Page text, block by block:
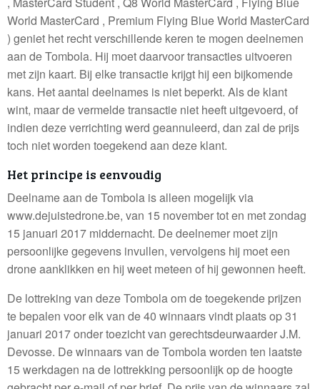
World MasterCard , Premium Flying Blue World MasterCard
) geniet het recht verschillende keren te mogen deelnemen
aan de Tombola. Hij moet daarvoor transacties uitvoeren
met zijn kaart. Bij elke transactie krijgt hij een bijkomende
kans. Het aantal deelnames is niet beperkt. Als de klant
wint, maar de vermelde transactie niet heeft uitgevoerd, of
indien deze verrichting werd geannuleerd, dan zal de prijs
toch niet worden toegekend aan deze klant.
Het principe is eenvoudig
Deelname aan de Tombola is alleen mogelijk via
www.dejuistedrone.be, van 15 november tot en met zondag
15 januari 2017 middernacht. De deelnemer moet zijn
persoonlijke gegevens invullen, vervolgens hij moet een
drone aanklikken en hij weet meteen of hij gewonnen heeft.
De lottreking van deze Tombola om de toegekende prijzen
te bepalen voor elk van de 40 winnaars vindt plaats op 31
januari 2017 onder toezicht van gerechtsdeurwaarder J.M.
Devosse. De winnaars van de Tombola worden ten laatste
15 werkdagen na de lottrekking persoonlijk op de hoogte